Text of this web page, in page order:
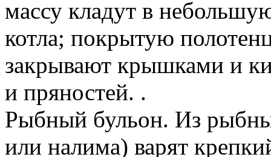
массу кладут в
котла; покрытую
закрывают крышками и
и пряностей. .
Рыбный бульон. Из
или налима) варят